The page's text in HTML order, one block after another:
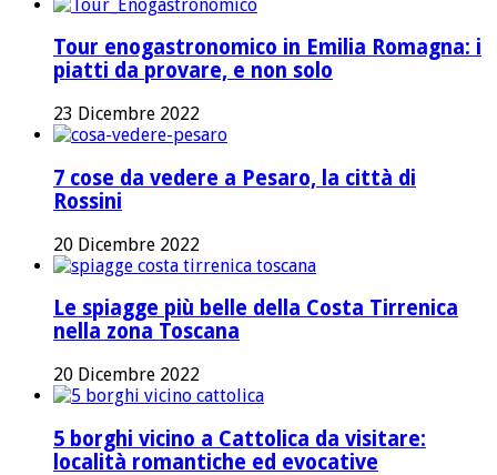
Tour enogastronomico in Emilia Romagna: i
piatti da provare, e non solo
23 Dicembre 2022
7 cose da vedere a Pesaro, la città di
Rossini
20 Dicembre 2022
Le spiagge più belle della Costa Tirrenica
nella zona Toscana
20 Dicembre 2022
5 borghi vicino a Cattolica da visitare:
località romantiche ed evocative